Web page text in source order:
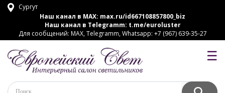
Сургут
Наш канал в MAX: max.ru/id667108857800_biz
Наш канал в Telegramm: t.me/euroluster
Для сообщений: MAX, Telegramm, Whatsapp: +7 (967) 639-35-27
☰